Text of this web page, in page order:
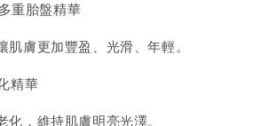
重胎盤精華
肌膚更加豐盈、光滑、年輕。
精華
，維持肌膚明亮光澤。